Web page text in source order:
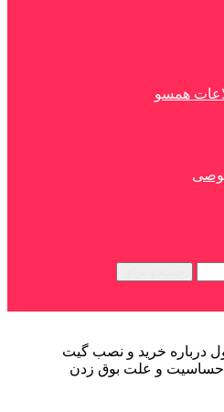
همسو
درباره خرید و نصب گیت
حساسیت و علت بوق زدن